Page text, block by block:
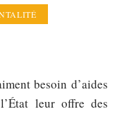
besoin d’aides
leur offre des